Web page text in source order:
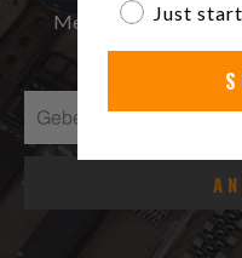
Melden Sie sich an,
Verkäufen |
Just